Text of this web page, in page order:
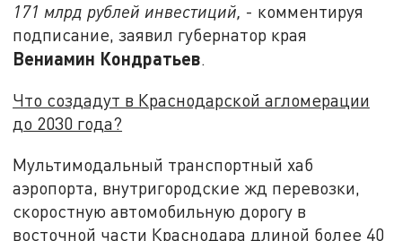
171 млрд рублей инвестиций, - комментируя
подписание, заявил губернатор края
Вениамин Кондратьев.
Что создадут в Краснодарской агломерации
до 2030 года?
Мультимодальный транспортный хаб
аэропорта, внутригородские жд перевозки,
скоростную автомобильную дорогу в
восточной части Краснодара длиной более 40